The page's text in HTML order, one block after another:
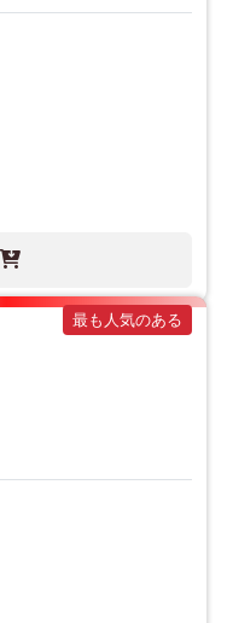
最も人気のある